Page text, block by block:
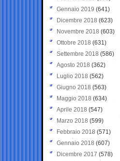
Gennaio 2019 (641)
Dicembre 2018 (623)
Novembre 2018 (603)
Ottobre 2018 (631)
Settembre 2018 (586)
Agosto 2018 (362)
Luglio 2018 (562)
Giugno 2018 (563)
Maggio 2018 (634)
Aprile 2018 (547)
Marzo 2018 (599)
Febbraio 2018 (571)
Gennaio 2018 (607)
Dicembre 2017 (578)